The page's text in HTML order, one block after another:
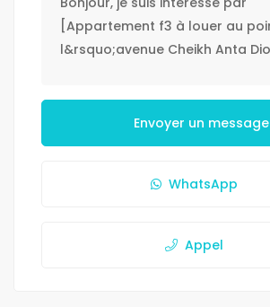
Envoyer un message
WhatsApp
Appel